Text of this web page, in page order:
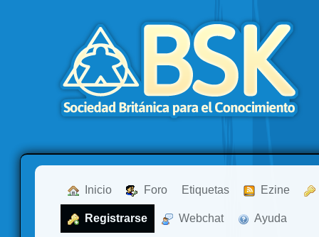
Inicio Foro Etiquetas Ezine
Registrarse Webchat Ayuda